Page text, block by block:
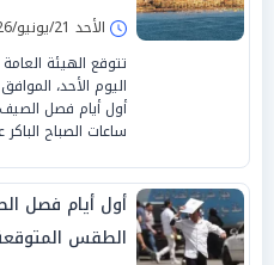
الأحد 21/يونيو/2026 - 12:16 ص
تتوقع الهيئة
أول أيام فصل
ساعات الصباح
أول أيام فصل
الطقس